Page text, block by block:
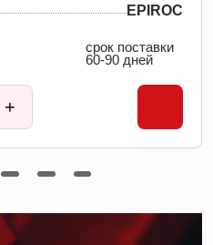
EPIROC
срок поставки
60-90 дней
+